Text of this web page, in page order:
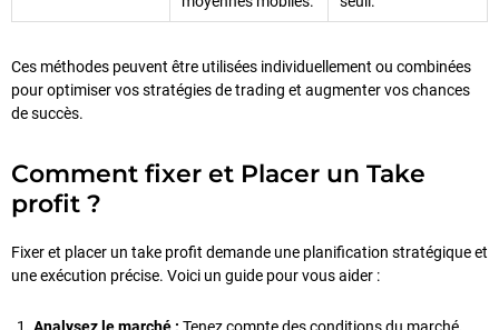
Ces méthodes peuvent être utilisées individuellement ou combinées
pour optimiser vos stratégies de trading et augmenter vos chances
de succès.
Comment fixer et Placer un Take
profit ?
Fixer et placer un take profit demande une planification stratégique et
une exécution précise. Voici un guide pour vous aider :
Analysez le marché : Tenez compte des conditions du marché,